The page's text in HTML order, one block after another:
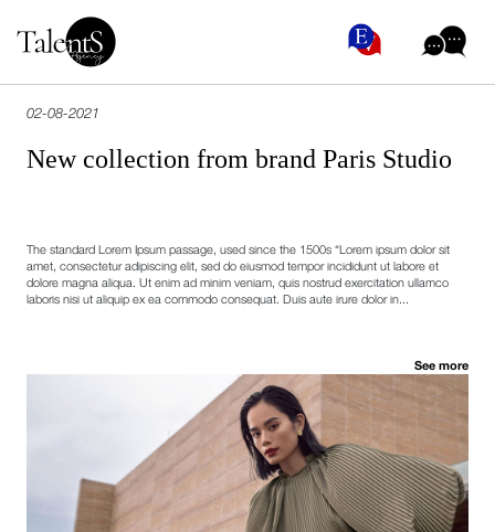
02-08-2021
New collection from brand Paris Studio
The standard Lorem Ipsum passage, used since the 1500s “Lorem ipsum dolor sit
amet, consectetur adipiscing elit, sed do eiusmod tempor incididunt ut labore et
dolore magna aliqua. Ut enim ad minim veniam, quis nostrud exercitation ullamco
laboris nisi ut aliquip ex ea commodo consequat. Duis aute irure dolor in...
See more